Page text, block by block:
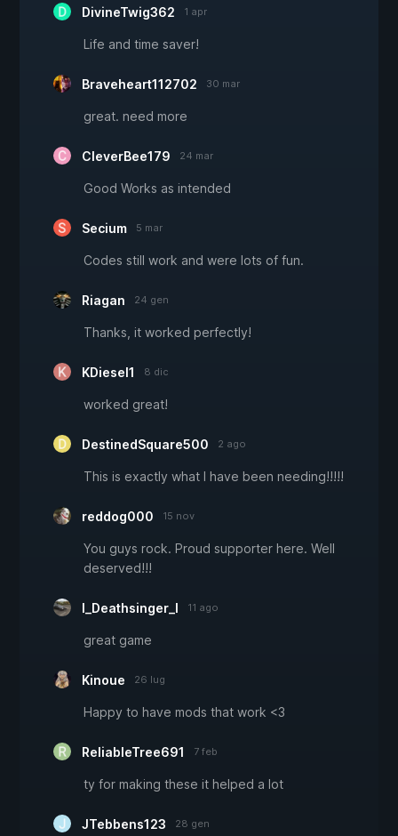
DivineTwig362 1 apr
Life and time saver!
Braveheart112702 30 mar
great. need more
CleverBee179 24 mar
Good Works as intended
Secium 5 mar
Codes still work and were lots of fun.
Riagan 24 gen
Thanks, it worked perfectly!
KDiesel1 8 dic
worked great!
DestinedSquare500 2 ago
This is exactly what I have been needing!!!!!
reddog000 15 nov
You guys rock. Proud supporter here. Well
deserved!!!
I_Deathsinger_I 11 ago
great game
Kinoue 26 lug
Happy to have mods that work <3
ReliableTree691 7 feb
ty for making these it helped a lot
JTebbens123 28 gen